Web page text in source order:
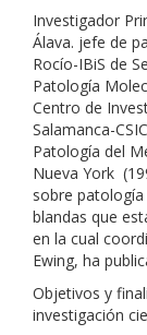
Investigador
Álava. jefe de
Rocío-IBiS de
Patología
Centro de
Salamanca-
Patología del
Nueva York
sobre
blandas que
en la cual
Ewing, ha
Objetivos y
investigación